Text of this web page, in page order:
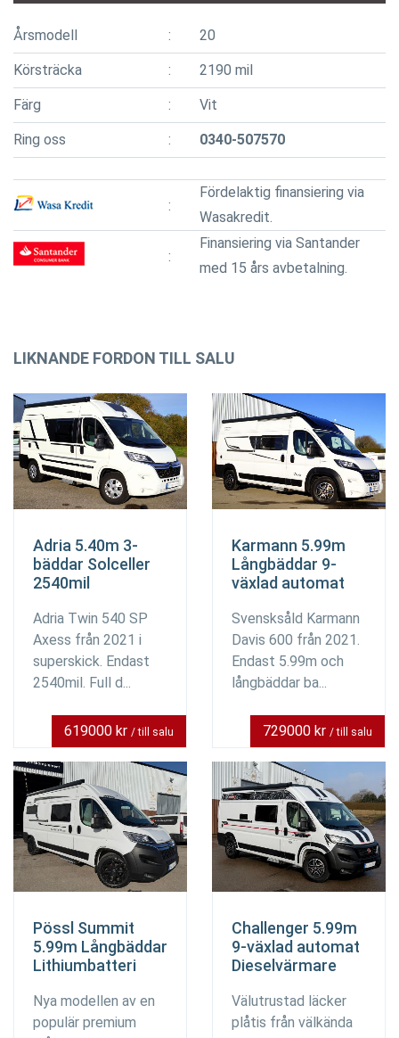
Årsmodell 20
Körsträcka 2190 mil
Färg Vit
Ring oss 0340-507570
Fördelaktig finansiering via
Wasakredit.
Finansiering via Santander
med 15 års avbetalning.
LIKNANDE FORDON TILL SALU
Adria 5.40m 3-
bäddar Solceller
2540mil
Adria Twin 540 SP
Axess från 2021 i
superskick. Endast
2540mil. Full d...
619000 kr / till salu
Karmann 5.99m
Långbäddar 9-
växlad automat
Svensksåld Karmann
Davis 600 från 2021.
Endast 5.99m och
långbäddar ba...
729000 kr / till salu
Pössl Summit
5.99m Långbäddar
Lithiumbatteri
Nya modellen av en
populär premium
Challenger 5.99m
9-växlad automat
Dieselvärmare
Välutrustad läcker
plåtis från välkända